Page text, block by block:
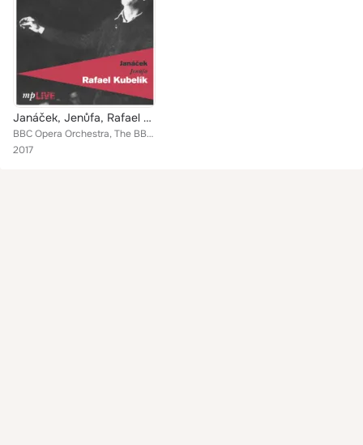
Janáček, Jenůfa, Rafael Kubelík (Live)
BBC Opera Orchestra, The BBC Opera Chorus, Rafael Kubelík, Gré Brouwenstijn, Raymond Nilsson & John Lanigan
2017